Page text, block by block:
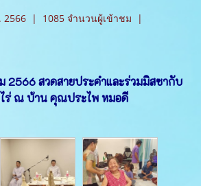
2566 | 1085 จำนวนผู้เข้าชม |
2566 สวดสายประคำและร่วมมิสซากับ
ร่ ณ บ้าน คุณประไพ หมอดี